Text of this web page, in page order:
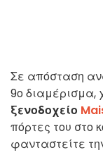
Σε απόσταση
9ο διαμέρισμα,
ξενοδοχείο
πόρτες του στο
φανταστείτε